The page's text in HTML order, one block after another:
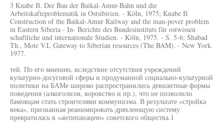
3 Knabe В. Der Bau der Baikal-Amur-Bahn und die
Arbeitskafteproblematik in Ostsibirien. - Köln, 1975; Knabe В
Construction of the Baikal-Amur Railway and the man-pover problem
in Eastern Siberia - In- Berichte des Bundesinstituts für ostwissen
schaftliche und internationale Studien. - Köln, 1975. - S. 5-6; Shabad
Th., Mote V.L Gateway to Siberian resources (The BAM). - New York.
1977.
тей. По его мнению, вследствие отсутствия учреждений
культурно-досуговой сферы и продуманной социально-культурной
политики на БАМе широко распространились девиантные формы
поведения (алкоголизм, воровство и пр.), что не позволило
бамовцам стать строителями коммунизма. В результате «стройка
века», призванная реанимировать дряхлеющую систему
превратилась в «антипанацею» советского общества.1